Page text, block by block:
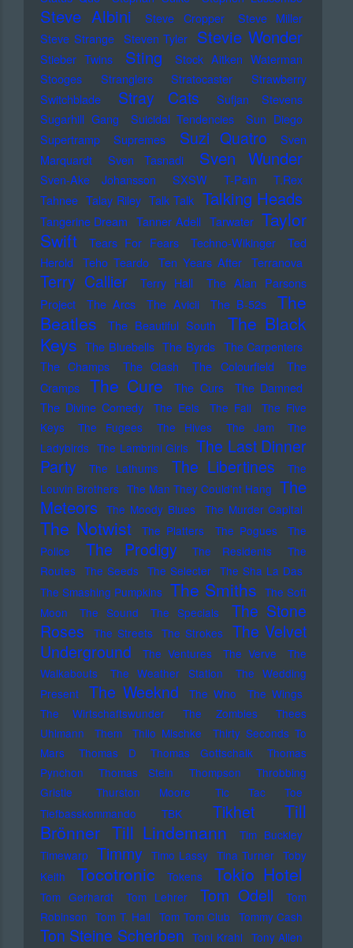
Steve Albini Steve Cropper
Steve Miller
Steve Strange Steven Tyler Stevie Wonder
Stieber Twins Sting
Stock Aitken Waterman
Stooges
Stranglers Stratocaster
Strawberry
Switchblade
Stray Cats
Sufjan Stevens
Sugarhill Gang
Suicidal Tendencies
Sun Diego
Supertramp
Supremes Suzi Quatro
Sven
Marquardt
Sven Tasnadi Sven Wunder
Sven-Ake Johansson SXSW T-Pain
T.Rex
Tahnee Talay Riley Talk Talk Talking Heads
Tangerine Dream Tanner Adell Tarwater Taylor
Swift
Tears For Fears Techno-Wikinger
Ted
Herold
Teho Teardo Ten Years After Terranova
Terry Callier Terry Hall
The Alan Parsons
Project
The Arcs The Avicii The B-52s
The
Beatles
The Beautiful South
The Black
Keys The Bluebells The Byrds The Carpenters
The Champs
The Clash The Colourfield
The
Cramps
The Cure The Curs
The Damned
The Divine Comedy
The Eels The Fall
The Five
Keys
The Fugees The Hives The Jam
The
Ladybirds The Lambrini Girls The Last Dinner
Party
The Lathums The Libertines
The
Louvin Brothers The Man They Could'nt Hang The
Meteors The Moody Blues The Murder Capital
The Notwist The Platters The Pogues
The
Police
The Prodigy The Residents
The
Routes The Seeds The Selecter The Sha La Das
The Smashing Pumpkins The Smiths The Soft
Moon
The Sound The Specials
The Stone
Roses
The Streets The Strokes
The Velvet
Underground
The Ventures The Verve
The
Walkabouts
The Weather Station
The Wedding
Present
The Weeknd The Who
The Wings
The Wirtschaftswunder
The Zombies
Thees
Uhlmann
Them Thilo Mischke
Thirty Seconds To
Mars
Thomas D Thomas Gottschalk
Thomas
Pynchon
Thomas Stein Thompson
Throbbing
Gristle
Thurston Moore
Tic Tac Toe
Tiefbasskommando TBK
Tikhet
Till
Brönner Till Lindemann
Tim Buckley
Timewarp Timmy Timo Lassy Tina Turner Toby
Keith
Tocotronic Tokens Tokio Hotel
Tom Gerhardt Tom Lehrer Tom Odell
Tom
Robinson Tom T. Hall Tom Tom Club Tommy Cash
Ton Steine Scherben Toni Krahl Tony Allen